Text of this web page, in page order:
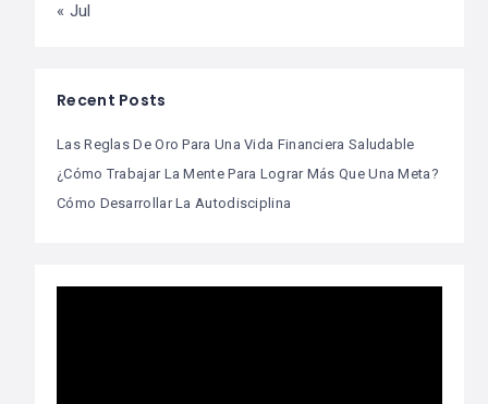
« Jul
Recent Posts
Las Reglas De Oro Para Una Vida Financiera Saludable
¿Cómo Trabajar La Mente Para Lograr Más Que Una Meta?
Cómo Desarrollar La Autodisciplina